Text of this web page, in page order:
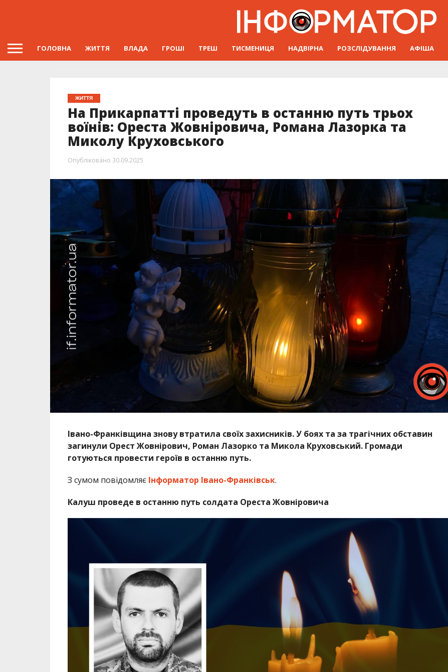
ГОЛОВНА ЖИТТЯ ВЛАДА ГРОШІ ТРЕШ ТИСМЕНИЦЯ НАДВІРНА РОЗСЛІДУВАННЯ АФІША
ЖИТТЯ
На Прикарпатті проведуть в останню путь трьох
воїнів: Ореста Жовніровича, Романа Лазорка та
Миколу Круховського
Опубліковано 30.09.2025
Івано-Франківщина знову втратила своїх захисників. У боях та за трагічних обставин
загинули Орест Жовнірович, Роман Лазорко та Микола Круховський. Громади
готуються провести героїв в останню путь.
З сумом повідомляє Інформатор Івано-Франківськ.
Калуш проведе в останню путь солдата Ореста Жовніровича